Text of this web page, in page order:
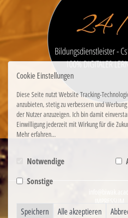
IMPRESSUM
Cookie Einstellungen
Diese Seite nutzt Website Tracking-
anzubieten, stetig zu verbessern und
der Nutzer anzuzeigen. Ich bin damit
Einwilligung jederzeit mit Wirkung für die
Mehr erfahren...
Notwendige
Sonstige
Speichern Alle akzeptieren